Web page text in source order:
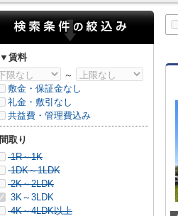
▼賃料
～
敷金・保証金なし
礼金・敷引なし
共益費・管理費込み
間取り
1R～1K
1DK～1LDK
2K～2LDK
3K～3LDK
4K～4LDK以上